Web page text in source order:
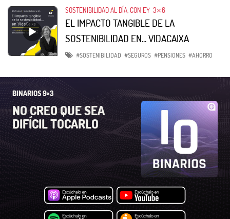
SOSTENIBILIDAD AL DÍA, CON EY 3⨯6
EL IMPACTO TANGIBLE DE LA
SOSTENIBILIDAD EN... VIDACAIXA
#SOSTENIBILIDAD #SEGUROS #PENSIONES #AHORRO
BINARIOS 9×3
NO CREO QUE SEA
DIFÍCIL TOCARLO